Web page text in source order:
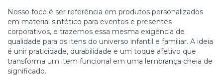
Nosso foco é ser referência em produtos personalizados
em material sintético para eventos e presentes
corporativos, e trazemos essa mesma exigência de
qualidade para os itens do universo infantil e familiar. A ideia
é unir praticidade, durabilidade e um toque afetivo que
transforma um item funcional em uma lembrança cheia de
significado.